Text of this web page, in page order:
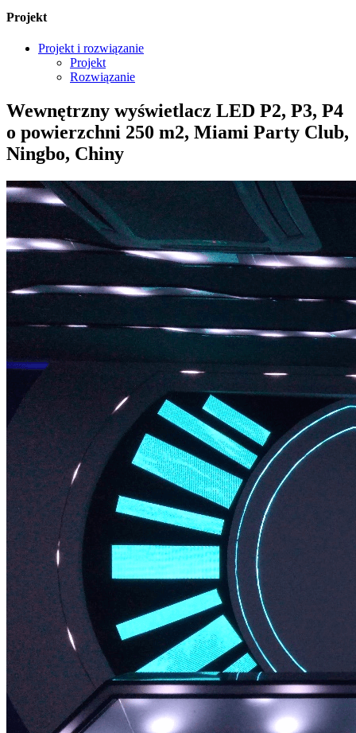
Projekt
Projekt i rozwiązanie
Projekt
Rozwiązanie
Wewnętrzny wyświetlacz LED P2, P3, P4
o powierzchni 250 m2, Miami Party Club,
Ningbo, Chiny